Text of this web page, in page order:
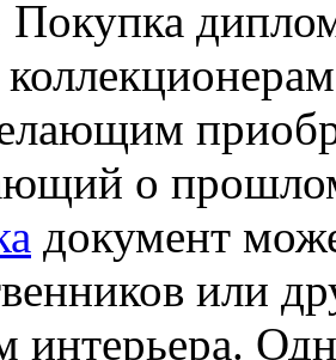
о
документ
или
интерьера.